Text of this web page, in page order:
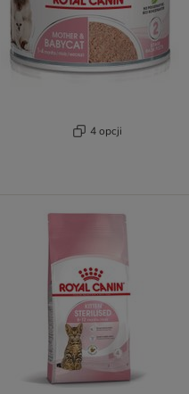
4 opcji